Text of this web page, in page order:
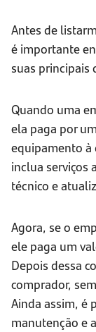
Antes de
é importante
suas principais
Quando uma
ela paga por
equipamento à
inclua serviços
técnico e
Agora, se o
ele paga um
Depois dessa
comprador,
Ainda assim, é
manutenção e